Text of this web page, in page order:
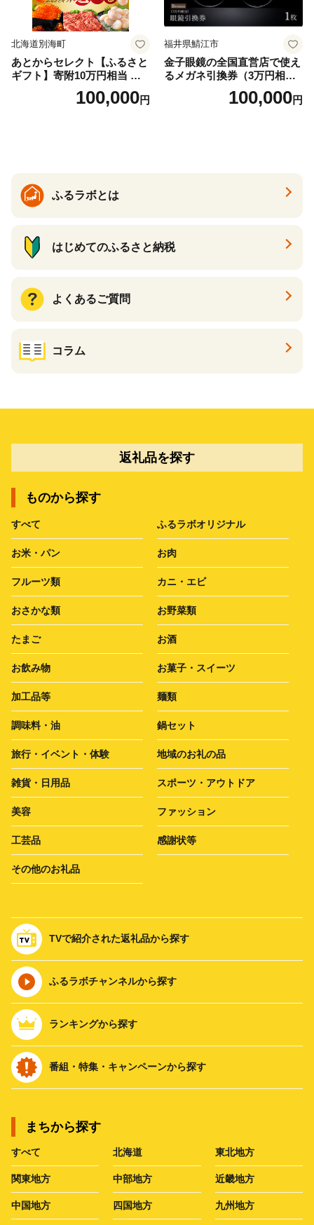
北海道別海町
あとからセレクト【ふるさと
ギフト】寄附10万円相当 あ
とから選べる！ ギフト いく
ら ほたて 海鮮 牛肉 別海町
ギフト ふるさと納税 ）
100,000円
福井県鯖江市
金子眼鏡の全国直営店で使え
るメガネ引換券（3万円相
100,000円
ふるラボとは
はじめてのふるさと納税
よくあるご質問
コラム
返礼品を探す
ものから探す
すべて ふるラボオリジナル
お米・パン お肉
フルーツ類 カニ・エビ
おさかな類 お野菜類
たまご お酒
お飲み物 お菓子・スイーツ
加工品等 麺類
調味料・油 鍋セット
旅行・イベント・体験 地域のお礼の品
雑貨・日用品 スポーツ・アウトドア
美容 ファッション
工芸品 感謝状等
その他のお礼品
TVで紹介された返礼品から探す
ふるラボチャンネルから探す
ランキングから探す
番組・特集・キャンペーンから探す
まちから探す
すべて 北海道 東北地方
関東地方 中部地方 近畿地方
中国地方 四国地方 九州地方